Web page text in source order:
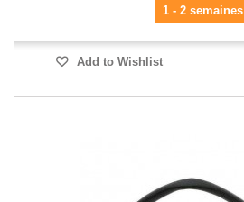
1 - 2 semaines
Add to Wishlist